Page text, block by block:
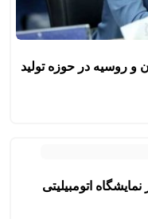
روسیه در حوزه تولید
اتومبیلیتی